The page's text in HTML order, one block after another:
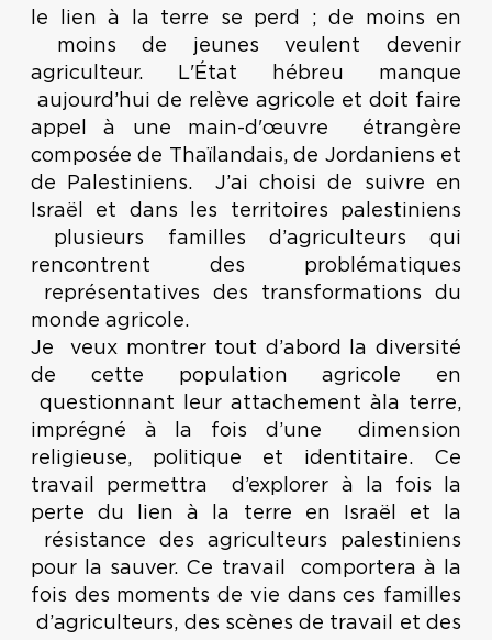
le lien à la terre se perd ; de moins en
moins de jeunes veulent devenir
agriculteur. L'État hébreu manque
aujourd’hui de relève agricole et doit faire
appel à une main-d'œuvre étrangère
composée de Thaïlandais, de Jordaniens et
de Palestiniens. J’ai choisi de suivre en
Israël et dans les territoires palestiniens
plusieurs familles d’agriculteurs qui
rencontrent des problématiques
représentatives des transformations du
monde agricole.
Je veux montrer tout d’abord la diversité
de cette population agricole en
questionnant leur attachement àla terre,
imprégné à la fois d’une dimension
religieuse, politique et identitaire. Ce
travail permettra d’explorer à la fois la
perte du lien à la terre en Israël et la
résistance des agriculteurs palestiniens
pour la sauver. Ce travail comportera à la
fois des moments de vie dans ces familles
d’agriculteurs, des scènes de travail et des